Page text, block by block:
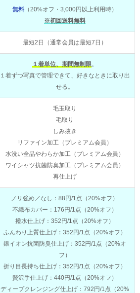
無料（20%オフ・3,000円以上利用時）
※初回送料無料
最短2日（通常会員は最短7日）
１着単位、期間無制限 。
１着ずつ写真で管理できて、好きなときに取り出
せる。
毛玉取り
毛取り
しみ抜き
リファイン加工（プレミアム会員）
水洗い全品やわらか加工（プレミアム会員）
ワイシャツ抗菌防臭加工（プレミアム会員）
再仕上げ
ノリ強め／なし：88円/1点（20%オフ）
不織布カバー：176円/1点（20%オフ）
撥水仕上げ：352円/1点（20%オフ）
ふんわり上質仕上げ：352円/1点（20%オフ）
銀イオン抗菌防臭仕上げ：352円/1点（20%オ
フ）
折り目長持ち仕上げ：352円/1点（20%オフ）
贅沢手仕上げ：440円/1点（20%オフ）
ディープクレンジング仕上げ：792円/1点（20%